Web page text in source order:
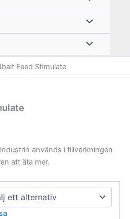
Feed Stimulate
används i tillverkningen
att äta mer.